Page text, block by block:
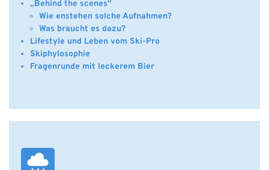
„Behind the scenes“
Wie enstehen solche Aufnahmen?
Was braucht es dazu?
Lifestyle und Leben vom Ski-Pro
Skiphylosophie
Fragenrunde mit leckerem Bier